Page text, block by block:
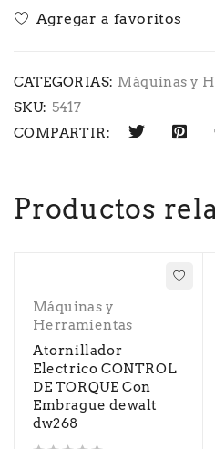
CATEGORIAS: Máquinas y
SKU: 5417
COMPARTIR:
Productos
Máquinas y
Herramientas
Atornillador
Electrico CONTROL
DE TORQUE Con
Embrague dewalt
dw268